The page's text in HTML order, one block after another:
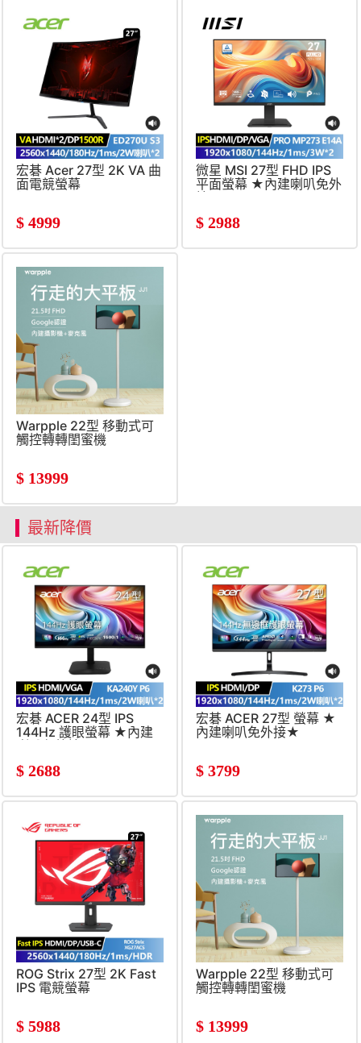
宏碁 Acer 27型 2K VA 曲
面電競螢幕
$ 4999
微星 MSI 27型 FHD IPS
平面螢幕 ★內建喇叭免外
喇叭*2)
$ 2988
Warpple 22型 移動式可
觸控轉轉閨蜜機
$ 13999
最新降價
宏碁 ACER 24型 IPS
144Hz 護眼螢幕 ★內建
$ 2688
宏碁 ACER 27型 螢幕 ★
內建喇叭免外接★
$ 3799
ROG Strix 27型 2K Fast
IPS 電競螢幕
$ 5988
Warpple 22型 移動式可
觸控轉轉閨蜜機
$ 13999